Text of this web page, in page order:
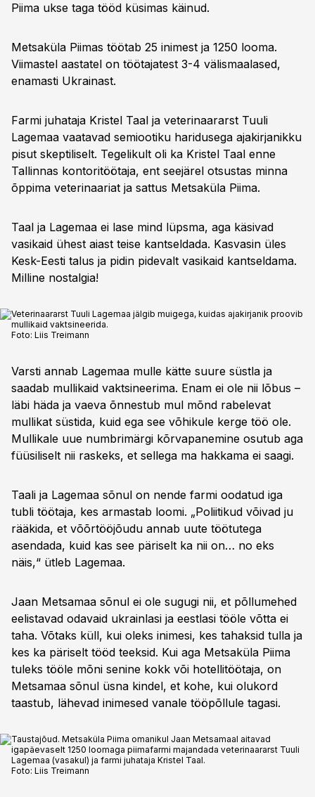
Piima ukse taga tööd küsimas käinud.
Metsaküla Piimas töötab 25 inimest ja 1250 looma.
Viimastel aastatel on töötajatest 3-4 välismaalased,
enamasti Ukrainast.
Farmi juhataja Kristel Taal ja veterinaararst Tuuli
Lagemaa vaatavad semiootiku haridusega ajakirjanikku
pisut skeptiliselt. Tegelikult oli ka Kristel Taal enne
Tallinnas kontoritöötaja, ent seejärel otsustas minna
õppima veterinaariat ja sattus Metsaküla Piima.
Taal ja Lagemaa ei lase mind lüpsma, aga käsivad
vasikaid ühest aiast teise kantseldada. Kasvasin üles
Kesk-Eesti talus ja pidin pidevalt vasikaid kantseldama.
Milline nostalgia!
Veterinaararst Tuuli Lagemaa jälgib muigega, kuidas ajakirjanik proovib
mullikaid vaktsineerida.
Foto: Liis Treimann
Varsti annab Lagemaa mulle kätte suure süstla ja
saadab mullikaid vaktsineerima. Enam ei ole nii lõbus –
läbi häda ja vaeva õnnestub mul mõnd rabelevat
mullikat süstida, kuid ega see võhikule kerge töö ole.
Mullikale uue numbrimärgi kõrvapanemine osutub aga
füüsiliselt nii raskeks, et sellega ma hakkama ei saagi.
Taali ja Lagemaa sõnul on nende farmi oodatud iga
tubli töötaja, kes armastab loomi. „Poliitikud võivad ju
rääkida, et võõrtööjõudu annab uute töötutega
asendada, kuid kas see päriselt ka nii on… no eks
näis,“ ütleb Lagemaa.
Jaan Metsamaa sõnul ei ole sugugi nii, et põllumehed
eelistavad odavaid ukrainlasi ja eestlasi tööle võtta ei
taha. Võtaks küll, kui oleks inimesi, kes tahaksid tulla ja
kes ka päriselt tööd teeksid. Kui aga Metsaküla Piima
tuleks tööle mõni senine kokk või hotellitöötaja, on
Metsamaa sõnul üsna kindel, et kohe, kui olukord
taastub, lähevad inimesed vanale tööpõllule tagasi.
Taustajõud. Metsaküla Piima omanikul Jaan Metsamaal aitavad
igapäevaselt 1250 loomaga piimafarmi majandada veterinaararst Tuuli
Lagemaa (vasakul) ja farmi juhataja Kristel Taal.
Foto: Liis Treimann